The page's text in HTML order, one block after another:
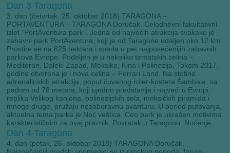
Dan 3 Taragona
3. dan (četvrtak, 25. oktobar 2018) TARAGONA –
PORTAVENTURA – TARAGONA Doručak. Celodnevni fakultativni
izlet “PortAventura park”. Jedna od najvećih atrakcija svakako je
zabavni park PortAventura, koji je od Taragone udaljen oko 12 km.
Prostire se na 825 hektara i spada u pet najposećenijih zabavnih
parkova Evrope. Podeljen je u nekoliko tematskih celina –
Mediteran, Daleki Zapad, Meksiko, Kina i Polinezija. Tokom 2017.
godine otvorena je i nova celina – Ferrari Land. Na stotine
adrenalinskih atrakcija, poput čuvenog roler-kostera Šambala, sa
padom od 78 metara, koji ujedno predstavlja i najveći u Evropi,
replika Velikog kanjona, polinezijskih sela, meksičkih piramida i
mnoge druge, pružaju nezaboravnu avanturu. U period putovanja,
aktuelna tema parka je Noć veštica. Ceo park je ukrašen motivima
karakterističnim za ovaj praznik. Povratak u Taragonu. Noćenje.
Dan 4 Taragona
4. dan (petak, 26. oktobar 2018) TARAGONA Doručak.